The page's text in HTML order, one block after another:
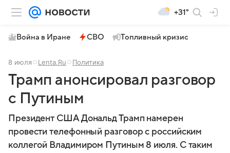
+31°
Война в Иране СВО Топливный кризис
8 июля Lenta.Ru Политика
Трамп анонсировал разговор
с Путиным
Президент США Дональд Трамп намерен
провести телефонный разговор с российским
коллегой Владимиром Путиным 8 июля. С таким